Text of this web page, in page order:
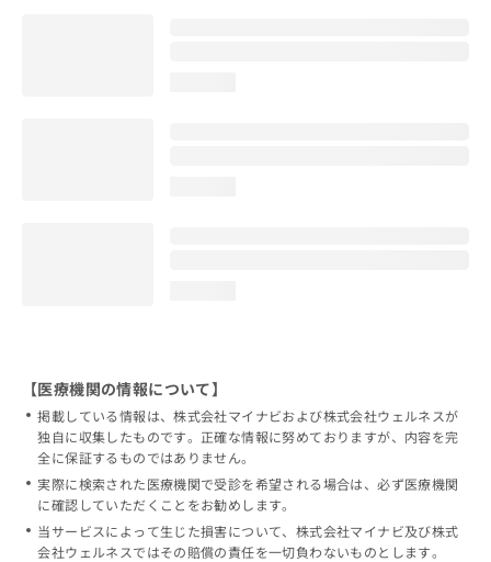
【医療機関の情報について】
掲載している情報は、株式会社マイナビおよび株式会社ウェルネスが
独自に収集したものです。正確な情報に努めておりますが、内容を完
全に保証するものではありません。
実際に検索された医療機関で受診を希望される場合は、必ず医療機関
に確認していただくことをお勧めします。
当サービスによって生じた損害について、株式会社マイナビ及び株式
会社ウェルネスではその賠償の責任を一切負わないものとします。